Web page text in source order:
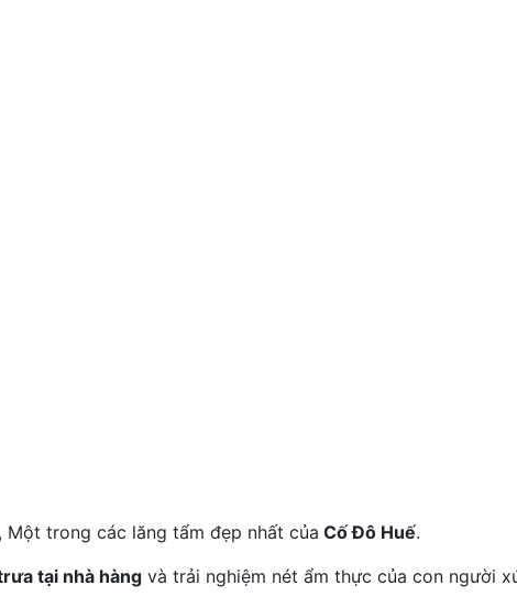
, Một trong các lăng tẩm đẹp nhất của Cố Đô Huế.
tại nhà hàng và trải nghiệm nét ẩm thực của con người